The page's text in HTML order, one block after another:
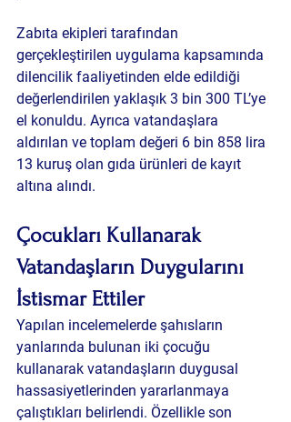
Zabıta ekipleri tarafından
gerçekleştirilen uygulama kapsamında
dilencilik faaliyetinden elde edildiği
değerlendirilen yaklaşık 3 bin 300 TL’ye
el konuldu. Ayrıca vatandaşlara
aldırılan ve toplam değeri 6 bin 858 lira
13 kuruş olan gıda ürünleri de kayıt
altına alındı.
Çocukları Kullanarak
Vatandaşların Duygularını
İstismar Ettiler
Yapılan incelemelerde şahısların
yanlarında bulunan iki çocuğu
kullanarak vatandaşların duygusal
hassasiyetlerinden yararlanmaya
çalıştıkları belirlendi. Özellikle son